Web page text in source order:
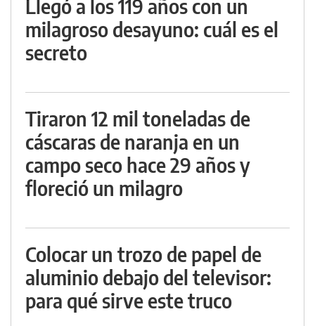
Llegó a los 119 años con un
milagroso desayuno: cuál es el
secreto
Tiraron 12 mil toneladas de
cáscaras de naranja en un
campo seco hace 29 años y
floreció un milagro
Colocar un trozo de papel de
aluminio debajo del televisor:
para qué sirve este truco